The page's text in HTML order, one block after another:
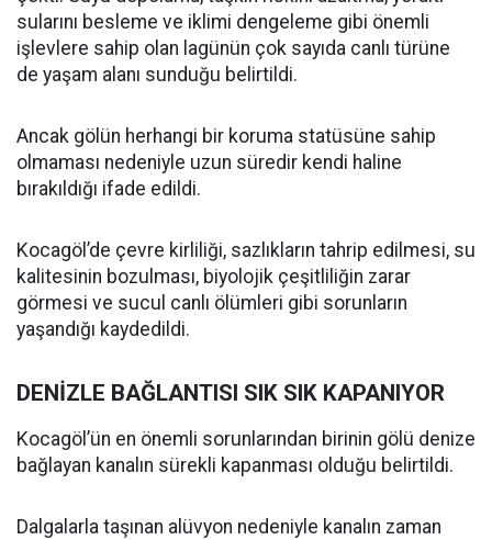
sularını besleme ve iklimi dengeleme gibi önemli
işlevlere sahip olan lagünün çok sayıda canlı türüne
de yaşam alanı sunduğu belirtildi.
Ancak gölün herhangi bir koruma statüsüne sahip
olmaması nedeniyle uzun süredir kendi haline
bırakıldığı ifade edildi.
Kocagöl’de çevre kirliliği, sazlıkların tahrip edilmesi, su
kalitesinin bozulması, biyolojik çeşitliliğin zarar
görmesi ve sucul canlı ölümleri gibi sorunların
yaşandığı kaydedildi.
DENİZLE BAĞLANTISI SIK SIK KAPANIYOR
Kocagöl’ün en önemli sorunlarından birinin gölü denize
bağlayan kanalın sürekli kapanması olduğu belirtildi.
Dalgalarla taşınan alüvyon nedeniyle kanalın zaman